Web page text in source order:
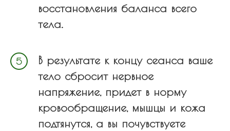
восстановления баланса всего
тела.
В результате к концу сеанса ваше
тело сбросит нервное
напряжение, придет в норму
кровообращение, мышцы и кожа
подтянутся, а вы почувствуете